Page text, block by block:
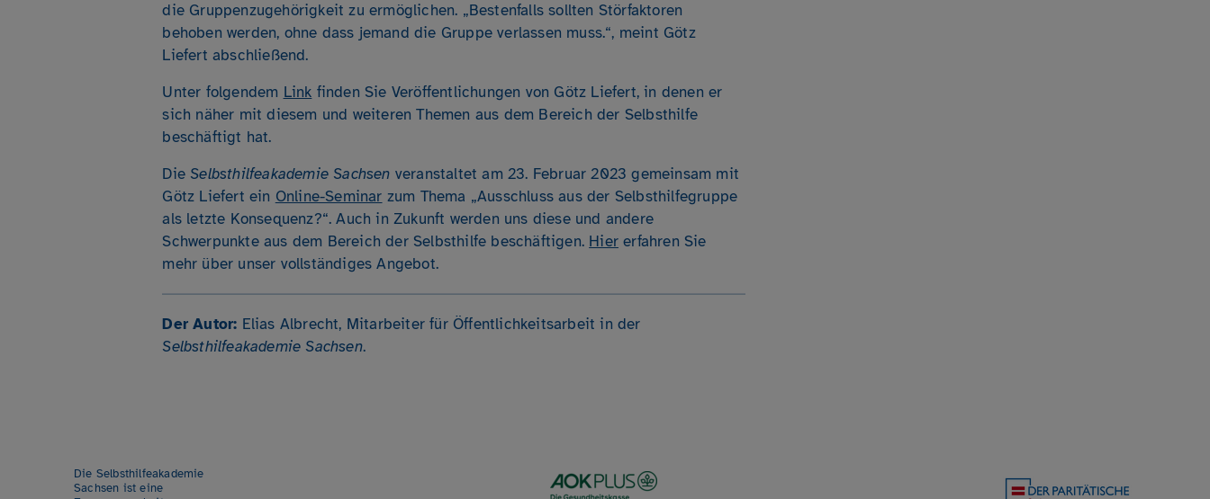
die Gruppenzugehörigkeit zu ermöglichen. „Bestenfalls sollten Störfaktoren
behoben werden, ohne dass jemand die Gruppe verlassen muss.“, meint Götz
Liefert abschließend.
Unter folgendem Link finden Sie Veröffentlichungen von Götz Liefert, in denen er
sich näher mit diesem und weiteren Themen aus dem Bereich der Selbsthilfe
beschäftigt hat.
Die Selbsthilfeakademie Sachsen veranstaltet am 23. Februar 2023 gemeinsam mit
Götz Liefert ein Online-Seminar zum Thema „Ausschluss aus der Selbsthilfegruppe
als letzte Konsequenz?“. Auch in Zukunft werden uns diese und andere
Schwerpunkte aus dem Bereich der Selbsthilfe beschäftigen. Hiererfahren Sie
mehr über unser vollständiges Angebot.
Der Autor: Elias Albrecht, Mitarbeiter für Öffentlichkeitsarbeit in der
Selbsthilfeakademie Sachsen.
Die Selbsthilfeakademie
Sachsen ist eine